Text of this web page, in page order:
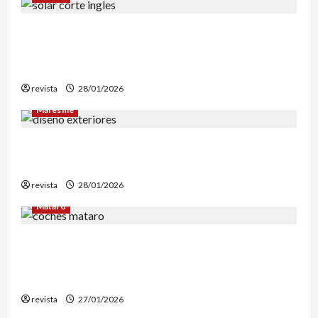
revista
28/01/2026
Maresme
revista
28/01/2026
Mataró
revista 27/01/2026